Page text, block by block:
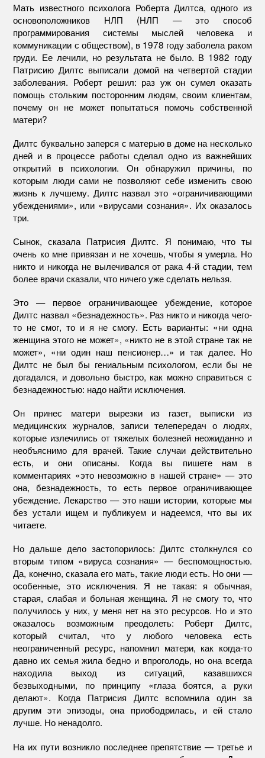
Мать известного психолога Роберта Дилтса, одного из
основоположников НЛП (НЛП — это способ
программирования системы мыслей человека и
коммуникации с обществом), в 1978 году заболела раком
груди. Ее лечили, но результата не было. В 1982 году
Патрисию Дилтс выписали домой на четвертой стадии
заболевания. Роберт решил: раз уж он сумел оказать
помощь стольким посторонним людям, своим клиентам,
почему он не может попытаться помочь собственной
матери?
Дилтс буквально заперся с матерью в доме на несколько
дней и в процессе работы сделал одно из важнейших
открытий в психологии. Он обнаружил причины, по
которым люди сами не позволяют себе изменить свою
жизнь к лучшему. Дилтс назвал это «ограничивающими
убеждениями», или «вирусами сознания». Их оказалось
три.
Сынок, сказала Патрисия Дилтс. Я понимаю, что ты
очень ко мне привязан и не хочешь, чтобы я умерла. Но
никто и никогда не вылечивался от рака 4-й стадии, тем
более врачи сказали, что ничего уже сделать нельзя.
Это — первое ограничивающее убеждение, которое
Дилтс назвал «безнадежность». Раз никто и никогда чего-
то не смог, то и я не смогу. Есть варианты: «ни одна
женщина этого не может», «никто не в этой стране так не
может», «ни один наш пенсионер…» и так далее. Но
Дилтс не был бы гениальным психологом, если бы не
догадался, и довольно быстро, как можно справиться с
безнадежностью: надо найти исключения.
Он принес матери вырезки из газет, выписки из
медицинских журналов, записи телепередач о людях,
которые излечились от тяжелых болезней неожиданно и
необъяснимо для врачей. Такие случаи действительно
есть, и они описаны. Когда вы пишете нам в
комментариях «это невозможно в нашей стране» — это
она, безнадежность, то есть первое ограничивающее
убеждение. Лекарство — это наши истории, которые мы
без устали ищем и публикуем и надеемся, что вы их
читаете.
Но дальше дело застопорилось: Дилтс столкнулся со
вторым типом «вируса сознания» — беспомощностью.
Да, конечно, сказала его мать, такие люди есть. Но они —
особенные, это исключения. Я не такая: я обычная,
старая, слабая и больная женщина. Я не смогу то, что
получилось у них, у меня нет на это ресурсов. Но и это
оказалось возможным преодолеть: Роберт Дилтс,
который считал, что у любого человека есть
неограниченный ресурс, напомнил матери, как когда-то
давно их семья жила бедно и впроголодь, но она всегда
находила выход из ситуаций, казавшихся
безвыходными, по принципу «глаза боятся, а руки
делают». Когда Патрисия Дилтс вспомнила один за
другим эти эпизоды, она приободрилась, и ей стало
лучше. Но ненадолго.
На их пути возникло последнее препятствие — третье и